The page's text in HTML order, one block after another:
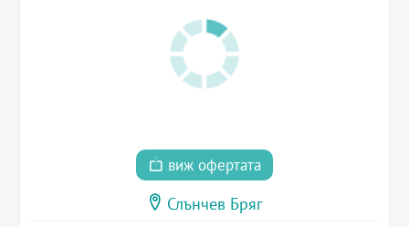
виж офертата
Слънчев Бряг